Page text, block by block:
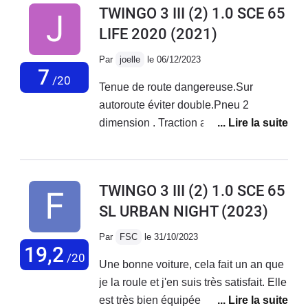
7 /20
TWINGO 3 III (2) 1.0 SCE 65
LIFE 2020 (2021)
Par joelle le 06/12/2023
Tenue de route dangereuse.Sur
autoroute éviter double.Pneu 2
dimension . Traction arrière désastre,
.Renault c'est rater sur se modèle,a
revendre .
19,2 /20
TWINGO 3 III (2) 1.0 SCE 65
SL URBAN NIGHT(2023)
Par FSC le 31/10/2023
Une bonne voiture, cela fait un an que
je la roule et j'en suis très satisfait. Elle
est très bien équipée et est parfaite